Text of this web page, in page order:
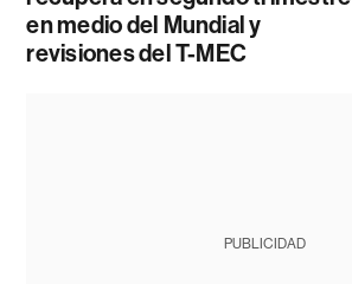
en medio del Mundial y
revisiones del T-MEC
PUBLICIDAD